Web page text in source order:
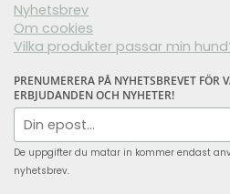
Nyhetsbrev
Om cookies
Vilka produkter passar min
PRENUMERERA PÅ NYHETSBREVET FÖR
ERBJUDANDEN OCH NYHETER!
E-
postadress
De uppgifter du matar in kommer endast
nyhetsbrev.